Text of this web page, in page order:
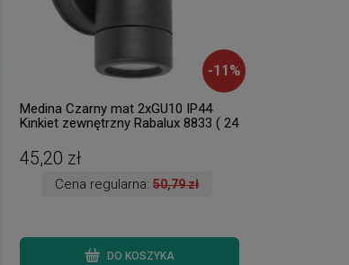
-11 %
Medina Czarny mat 2xGU10 IP44
Kinkiet zewnętrzny Rabalux 8833 ( 24
45,20 zł
Cena regularna:50,79 zł
DO KOSZYKA